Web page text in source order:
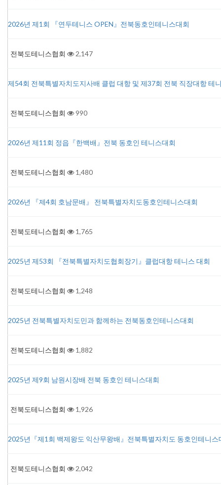
2026년 제1회 『연두테니스 OPEN』전북동호인테니스대회
전북도테니스협회 2,147
제54회 전북특별자치도지사배 클럽 대항 및 제37회 전북 직장대항 테
전북도테니스협회 990
2026년 제11회 정읍『한백배』전북 동호인 테니스대회
전북도테니스협회 1,480
2026년 『제4회 호남문배』 전북특별자치도동호인테니스대회
전북도테니스협회 1,765
2025년 제53회 『전북특별자치도협회장기』클럽대항 테니스 대회
전북도테니스협회 1,248
2025년 전북특별자치도민과 함께하는 전북동호인테니스대회
전북도테니스협회 1,882
2025년 제9회 남원시장배 전북 동호인 테니스대회
전북도테니스협회 1,926
2025년『제1회 백제왕도 익산무왕배』전북특별자치도 동호인테니스
전북도테니스협회 2,042